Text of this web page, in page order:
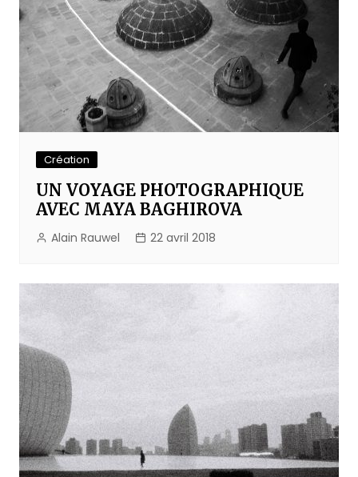
Création
UN VOYAGE PHOTOGRAPHIQUE
AVEC MAYA BAGHIROVA
Alain Rauwel 22 avril 2018